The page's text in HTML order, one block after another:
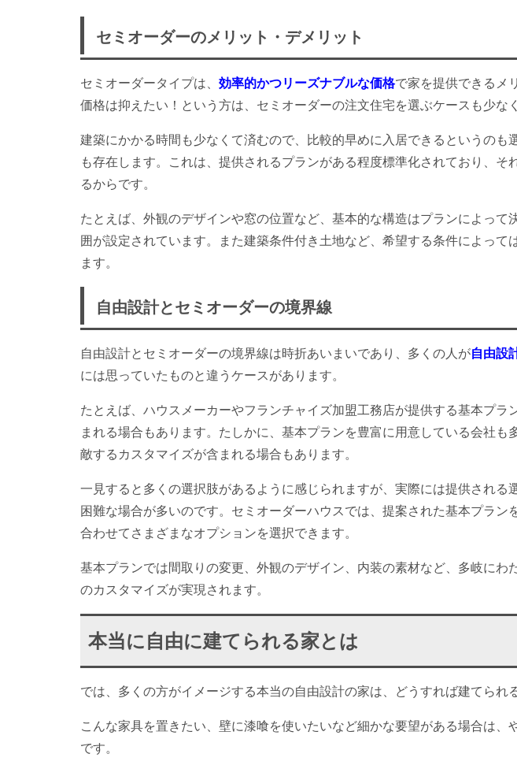
セミオーダーのメリット・デメリット
セミオーダータイプは、 効率的かつリーズナブルな価格で家を提供できるメ
価格は抑えたい！という方は、セミオーダーの注文住宅を選ぶケースも少な
建築にかかる時間も少なくて済むので、比較的早めに入居できるというのも
も存在します。これは、提供されるプランがある程度標準化されており、
るからです。
たとえば、外観のデザインや窓の位置など、基本的な構造はプランによって
囲が設定されています。また建築条件付き土地など、希望する条件によって
ます。
自由設計とセミオーダーの境界線
自由設計とセミオーダーの境界線は時折あいまいであり、多くの人が自由設
には思っていたものと違うケースがあります。
たとえば、ハウスメーカーやフランチャイズ加盟工務店が提供する基本プラ
まれる場合もあります。たしかに、基本プランを豊富に用意している会社も
敵するカスタマイズが含まれる場合もあります。
一見すると多くの選択肢があるように感じられますが、実際には提供される
困難な場合が多いのです。セミオーダーハウスでは、提案された基本プラン
合わせてさまざまなオプションを選択できます。
基本プランでは間取りの変更、外観のデザイン、内装の素材など、多岐にわ
のカスタマイズが実現されます。
本当に自由に建てられる家とは
では、多くの方がイメージする本当の自由設計の家は、どうすれば建てられ
こんな家具を置きたい、壁に漆喰を使いたいなど細かな要望がある場合は、
です。